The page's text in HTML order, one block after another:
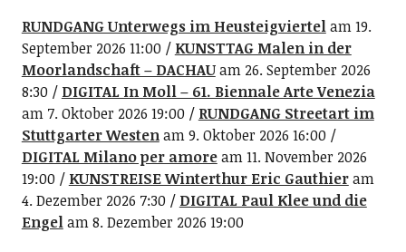
RUNDGANG Unterwegs im Heusteigviertelam 19.
September 2026 11:00
KUNSTTAG Malen in der
Moorlandschaft – DACHAUam 26. September 2026
8:30
DIGITAL In Moll – 61. Biennale Arte Venezia
am 7. Oktober 2026 19:00
RUNDGANG Streetart im
Stuttgarter Westenam 9. Oktober 2026 16:00
DIGITAL Milano per amoream 11. November 2026
19:00
KUNSTREISE Winterthur Eric Gauthieram
4. Dezember 2026 7:30
DIGITAL Paul Klee und die
Engelam 8. Dezember 2026 19:00